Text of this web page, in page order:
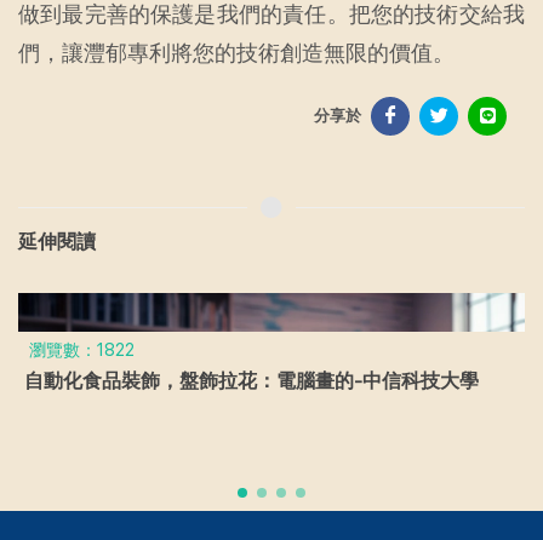
做到最完善的保護是我們的責任。把您的技術交給我
們，讓灃郁專利將您的技術創造無限的價值。
分享於
延伸閱讀
瀏覽數：1822
自動化食品裝飾，盤飾拉花：電腦畫的-中信科技大學